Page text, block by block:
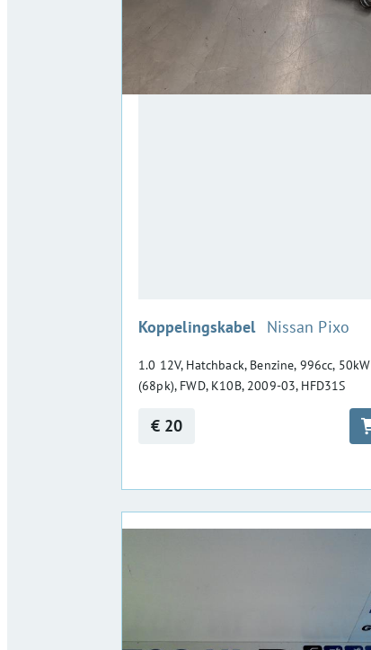
Koppelingskabel :Nissan Pixo
1.0 12V, Hatchback, Benzine, 996cc, 50kW
(68pk), FWD, K10B, 2009-03, HFD31S
€ 20